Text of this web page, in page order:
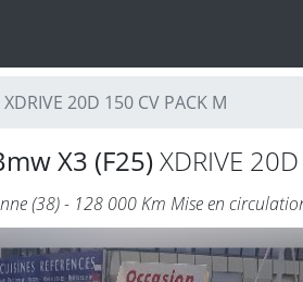
20D 150 CV PACK M
X3 (F25)XDRIVE
(38) - 128 000 Km Mise en